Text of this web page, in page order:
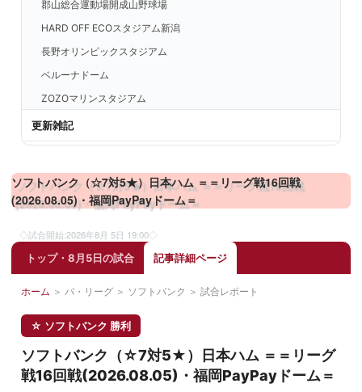
郡山総合運動場開成山野球場
HARD OFF ECOスタジアム新潟
長野オリンピックスタジアム
ベルーナドーム
ZOZOマリンスタジアム
東京ドーム
明治神宮野球場
静岡草薙球場
浜松球場
バンテリンドーム
京セラドーム大阪
阪神甲子園球場
MAZDA Zoom-Zoom スタジアム広島
北九州市民球場
福岡PayPayドーム
更新雑記
ソフトバンク（☆7対5★）日本ハム ＝＝リーグ戦16回戦
(2026.08.05)・福岡PayPayドーム＝
◇試合開始:2026年8月 5日 19:00 ◇
トップ・8月5日の試合
記事詳細ページ
ホーム ＞ パ・リーグ ＞ ソフトバンク ＞ 試合レポート
☆ ソフトバンク 勝利
ソフトバンク（☆7対5★）日本ハム ＝＝リーグ
戦16回戦(2026.08.05)・福岡PayPayドーム＝